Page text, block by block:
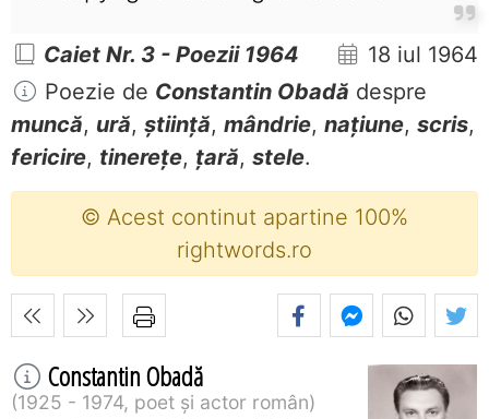
Caiet Nr. 3 - Poezii 1964
18 iul 1964
Poezie de Constantin Obadă despre
muncă, ură, știință, mândrie, națiune, scris,
fericire, tinerețe, țară, stele.
© Acest continut apartine 100%
rightwords.ro
Constantin Obadă
1925 - 1974, poet și actor român